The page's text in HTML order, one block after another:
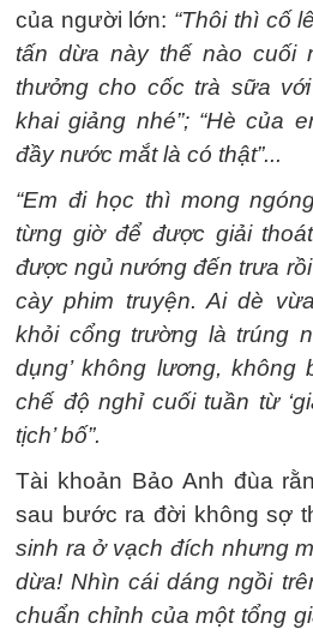
của người lớn: “Thôi thì cố
tấn dừa này thế nào cuối
thưởng cho cốc trà sữa
khai giảng nhé”; “Hè của
đầy nước mắt là có thật”...
“Em đi học thì mong
từng giờ để được giải
được ngủ nướng đến trưa
cày phim truyện. Ai dè
khỏi cổng trường là trúng
dụng’ không lương, không
chế độ nghỉ cuối tuần từ
tịch’ bố”.
Tài khoản Bảo Anh đùa
sau bước ra đời không sợ
sinh ra ở vạch đích nhưng
dừa! Nhìn cái dáng ngồi
chuẩn chỉnh của một tổng